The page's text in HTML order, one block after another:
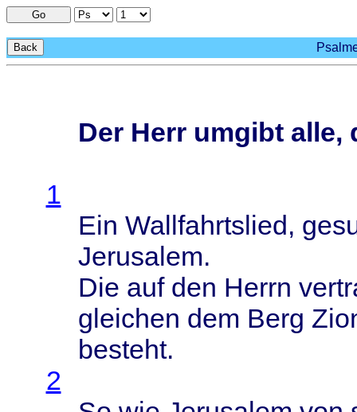
Go
Back
Der Herr umgibt alle,
1
Ein Wallfahrtslied,
Jerusalem.
Die auf den Herrn
gleichen dem Berg
besteht.
2